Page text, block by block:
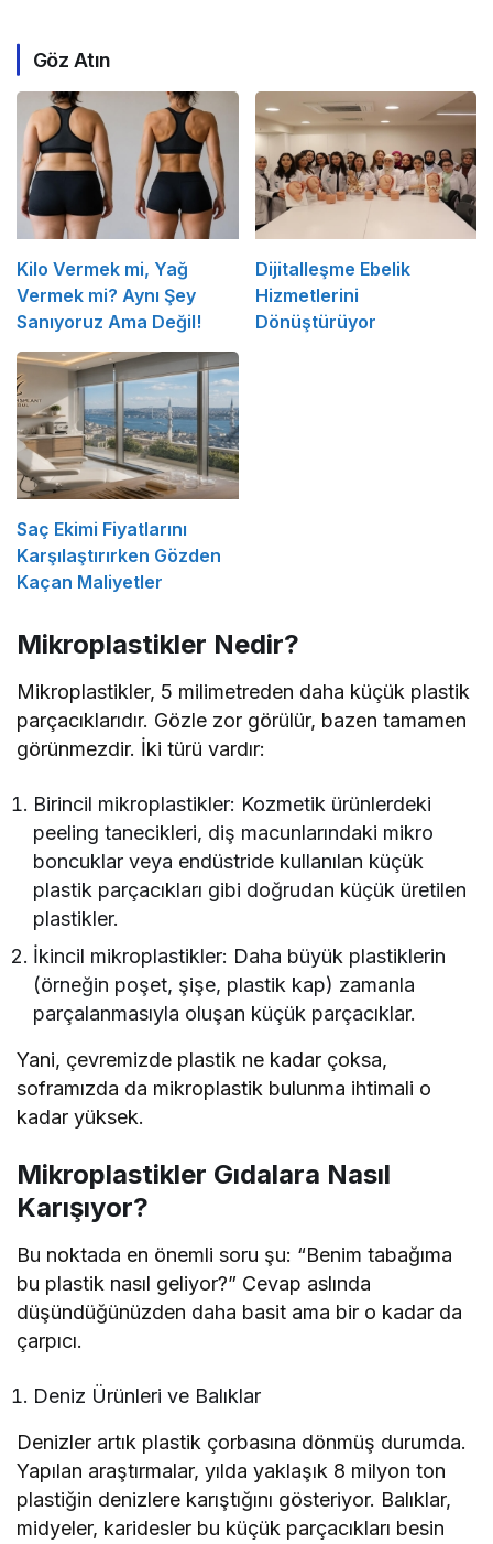
Göz Atın
Kilo Vermek mi, Yağ
Vermek mi? Aynı Şey
Sanıyoruz Ama Değil!
Dijitalleşme Ebelik
Hizmetlerini
Dönüştürüyor
Saç Ekimi Fiyatlarını
Karşılaştırırken Gözden
Kaçan Maliyetler
Mikroplastikler Nedir?
Mikroplastikler, 5 milimetreden daha küçük plastik
parçacıklarıdır. Gözle zor görülür, bazen tamamen
görünmezdir. İki türü vardır:
Birincil mikroplastikler: Kozmetik ürünlerdeki
peeling tanecikleri, diş macunlarındaki mikro
boncuklar veya endüstride kullanılan küçük
plastik parçacıkları gibi doğrudan küçük üretilen
plastikler.
İkincil mikroplastikler: Daha büyük plastiklerin
(örneğin poşet, şişe, plastik kap) zamanla
parçalanmasıyla oluşan küçük parçacıklar.
Yani, çevremizde plastik ne kadar çoksa,
soframızda da mikroplastik bulunma ihtimali o
kadar yüksek.
Mikroplastikler Gıdalara Nasıl
Karışıyor?
Bu noktada en önemli soru şu: “Benim tabağıma
bu plastik nasıl geliyor?” Cevap aslında
düşündüğünüzden daha basit ama bir o kadar da
çarpıcı.
Deniz Ürünleri ve Balıklar
Denizler artık plastik çorbasına dönmüş durumda.
Yapılan araştırmalar, yılda yaklaşık 8 milyon ton
plastiğin denizlere karıştığını gösteriyor. Balıklar,
midyeler, karidesler bu küçük parçacıkları besin